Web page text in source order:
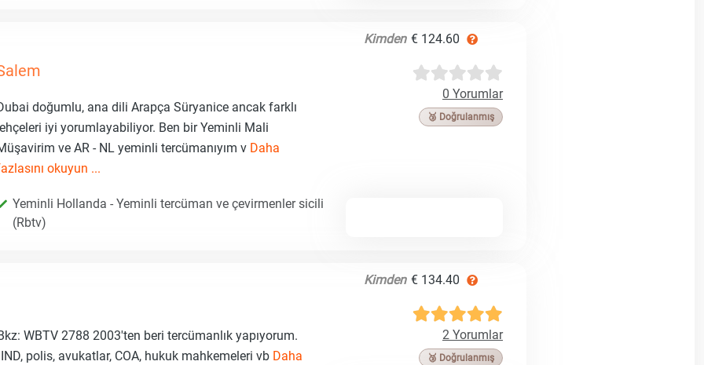
Kimden € 124.60
0 Yorumlar
🥉 Doğrulanmış
doğumlu, ana dili Arapça Süryanice ancak farklı
iyi yorumlayabiliyor. Ben bir Yeminli Mali
ve AR - NL yeminli tercümanıyım v Daha
okuyun ...
Yeminli Hollanda - Yeminli tercüman ve çevirmenler sicili
(Rbtv)
Kimden € 134.40
2 Yorumlar
🥉 Doğrulanmış
WBTV 2788 2003'ten beri tercümanlık yapıyorum.
polis, avukatlar, COA, hukuk mahkemeleri vb Daha